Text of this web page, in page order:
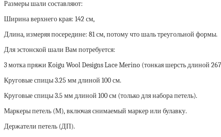
Размеры шали составляют:
Ширина верхнего края: 142 см,
Длина, измеряя посередине: 81 см, потому что шаль треугольной формы.
Для эстонской шали Вам потребуется:
3 мотка пряжи Koigu Wool Designs Lace Merino (тонкая шерсть длиной
Круговые спицы 3.25 мм длиной 100 см.
Круговые спицы 3.5 мм длиной 100 см (только для набора петель).
Маркеры петель (М), включая снимаемый маркер или булавку.
Держатели петель (ДП).